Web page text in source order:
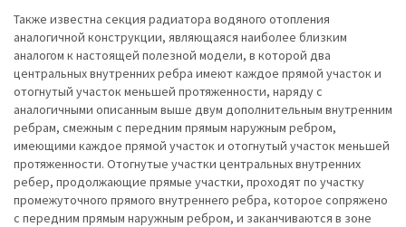
Также известна секция радиатора водяного отопления
аналогичной конструкции, являющаяся наиболее близким
аналогом к настоящей полезной модели, в которой два
центральных внутренних ребра имеют каждое прямой участок и
отогнутый участок меньшей протяженности, наряду с
аналогичными описанным выше двум дополнительным внутренним
ребрам, смежным с передним прямым наружным ребром,
имеющими каждое прямой участок и отогнутый участок меньшей
протяженности. Отогнутые участки центральных внутренних
ребер, продолжающие прямые участки, проходят по участку
промежуточного прямого внутреннего ребра, которое сопряжено
с передним прямым наружным ребром, и заканчиваются в зоне